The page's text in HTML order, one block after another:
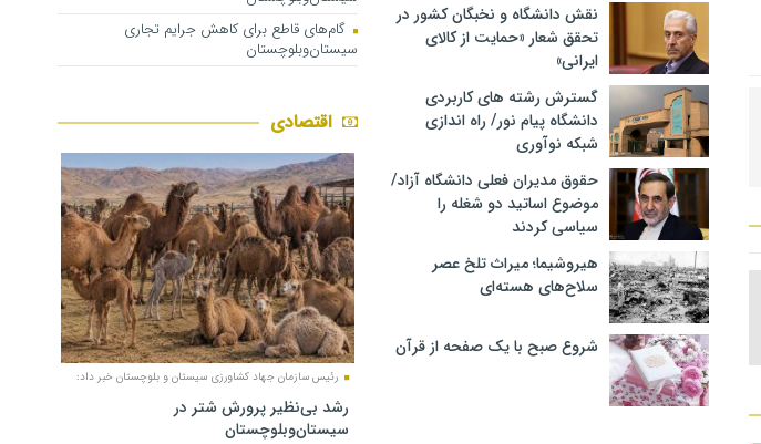
نقش دانشگاه و نخبگان کشور در
تحقق شعار «حمایت از کالای
ایرانی»
گسترش رشته های کاربردی
دانشگاه پیام نور/ راه اندازی
شبکه نوآوری
حقوق مدیران فعلی دانشگاه آزاد/
موضوع اساتید دو شغله را
سیاسی کردند
هیروشیما؛ میراث تلخ عصر
سلاح‌های هسته‌ای
شروع صبح با یک صفحه از قرآن
گام‌های قاطع برای کاهش جرایم تجاری
سیستان‌وبلوچستان
اقتصادی
رئیس سازمان جهاد کشاورزی سیستان و بلوچستان خبر داد:
رشد بی‌نظیر پرورش شتر در
سیستان‌وبلوچستان